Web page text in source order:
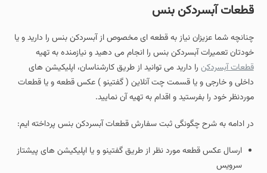
قطعات آبسردکن بنس
چنانچه شما عزیزان نیاز به قطعه ای مخصوص از آبسردکن بنس را دارید و یا
خودتان تعمیرات آبسردکن بنس را انجام می دهید و نیازمنده به تهیه
قطعات آبسردکن را دارید می توانید از طریق کارشناسان، اپلیکیشن های
داخلی و خارجی و یا قسمت چت آنلاین ( گفتینو ) عکس قطعه و یا قطعات
موردنظر خود را بفرستید و اقدام به تهیه آن نمایید.
در ادامه به شرح چگونگی ثبت سفارش قطعات آبسردکن بنس پرداخته ایم:
ارسال عکس قطعه مورد نظر از طریق گفتینو و یا اپلیکیشن های پیشتاز
سرویس